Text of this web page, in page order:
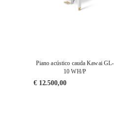
Piano acústico cauda Kawai GL-
10 WH/P
€12.500,00